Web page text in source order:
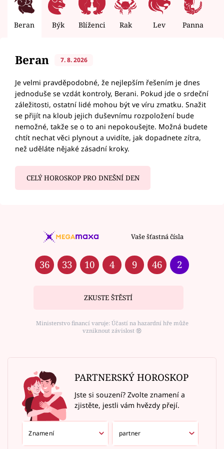
Beran Býk Blíženci Rak Lev Panna
Beran 7. 8. 2026
Je velmi pravděpodobné, že nejlepším řešením je dnes
jednoduše se vzdát kontroly, Berani. Pokud jde o srdeční
záležitosti, ostatní lidé mohou být ve víru zmatku. Snažit
se přijít na kloub jejich duševnímu rozpoložení bude
nemožné, takže se o to ani nepokoušejte. Možná budete
chtít nechat věci plynout a uvidíte, jak dopadnete zítra,
než uděláte nějaké zásadní kroky.
CELÝ HOROSKOP PRO DNEŠNÍ DEN
Vaše šťastná čísla
36 33 10 4 9 46 2
ZKUSTE ŠTĚSTÍ
Ministerstvo financí varuje: Účastí na hazardní hře může
vzniknout závislost ⑱
PARTNERSKÝ HOROSKOP
Jste si souzení? Zvolte znamení a
zjistěte, jestli vám hvězdy přejí.